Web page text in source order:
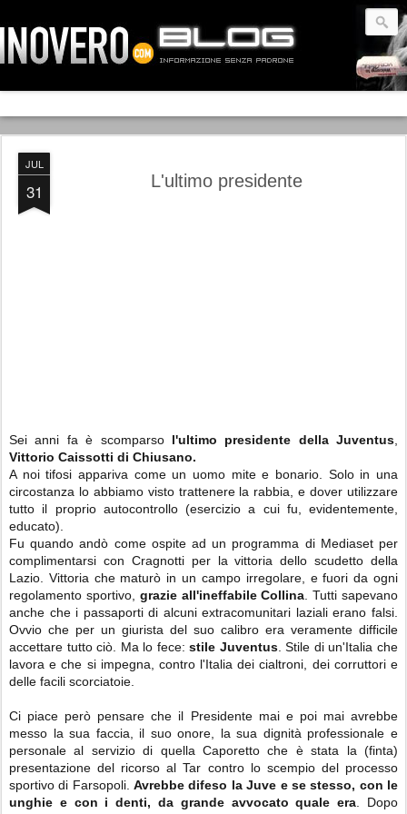
JUL
31 L'ultimo presidente
Sei anni fa è scomparso l'ultimo presidente della Juventus
Vittorio Caissotti di Chiusano.
A noi tifosi appariva come un uomo mite e bonario. Solo in una
circostanza lo abbiamo visto trattenere la rabbia, e dover utilizzare
tutto il proprio autocontrollo (esercizio a cui fu, evidentemente,
educato).
Fu quando andò come ospite ad un programma di Mediaset per
complimentarsi con Cragnotti per la vittoria dello scudetto della
Lazio. Vittoria che maturò in un campo irregolare, e fuori da ogni
regolamento sportivo, grazie all'ineffabile Collina . Tutti sapevano
anche che i passaporti di alcuni extracomunitari laziali erano falsi.
Ovvio che per un giurista del suo calibro era veramente difficile
accettare tutto ciò. Ma lo fece:stile Juventus. Stile di un'Italia che
lavora e che si impegna, contro l'Italia dei cialtroni, dei corruttori e
delle facili scorciatoie.
Ci piace però pensare che il Presidente mai e poi mai avrebbe
messo la sua faccia, il suo onore, la sua dignità professionale e
personale al servizio di quella Caporetto che è stata la (finta)
presentazione del ricorso al Tar contro lo scempio del processo
sportivo di Farsopoli.Avrebbe difeso la Juve e se stesso, con le
unghie e con i denti, da grande avvocato quale era . Dopo